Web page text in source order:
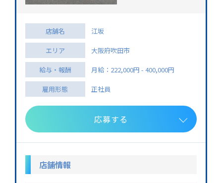
店舗名 江坂
エリア 大阪府吹田市
給与・報酬 月給：222,000円 - 400,000円
雇用形態 正社員
応募する
店舗情報